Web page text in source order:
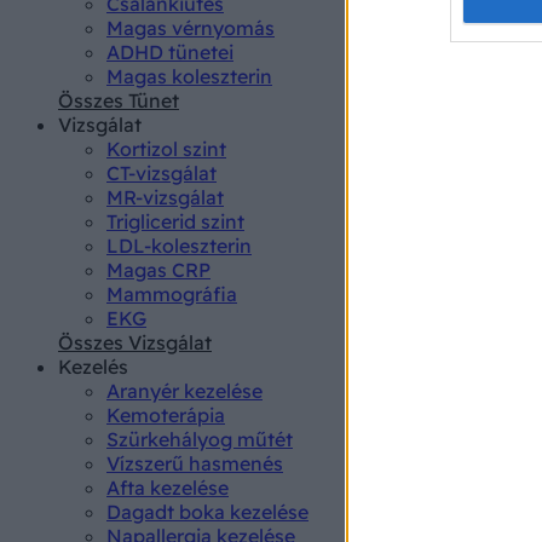
Magas vérnyomás
ADHD tünetei
Magas koleszterin
Összes Tünet
Vizsgálat
Kortizol szint
CT-vizsgálat
MR-vizsgálat
Triglicerid szint
LDL-koleszterin
Magas CRP
Mammográfia
EKG
Összes Vizsgálat
Kezelés
Aranyér kezelése
Kemoterápia
Szürkehályog műtét
Vízszerű hasmenés
Afta kezelése
Dagadt boka kezelése
Napallergia kezelése